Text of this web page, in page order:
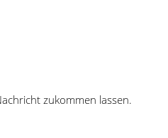
zukommen lassen.